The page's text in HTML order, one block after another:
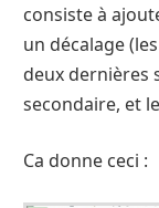
consiste à
un décalage
deux dernières
secondaire, et
Ca donne ceci :